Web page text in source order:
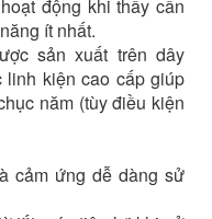
động khi thấy cần
ít nhất.
sản xuất trên dây
kiện cao cấp giúp
năm (tùy điều kiện
cảm ứng dễ dàng sử